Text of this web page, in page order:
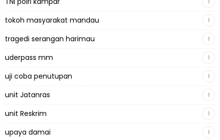
1
tokoh masyarakat mandau 1
tragedi serangan harimau 1
uderpass mm 1
uji coba penutupan 1
unit Jatanras 1
unit Reskrim 1
upaya damai 1